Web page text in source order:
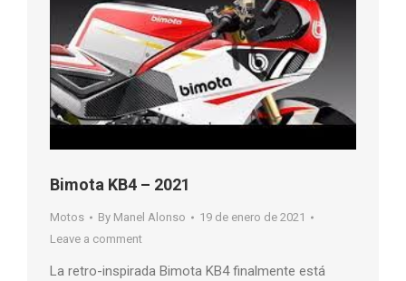
Bimota KB4 – 2021
Motos By Manel Alonso
19 de enero de 2021
Leave a comment
La retro-inspirada Bimota KB4 finalmente está